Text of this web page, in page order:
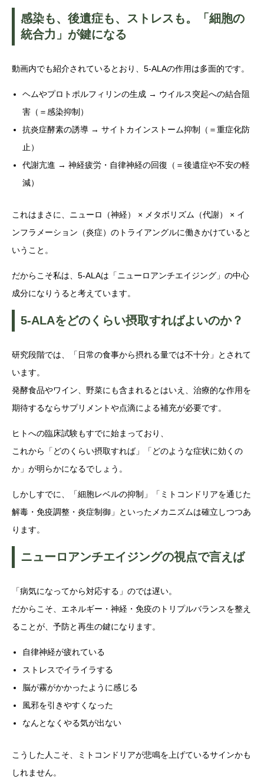
感染も、後遺症も、ストレスも。「細胞の
統合力」が鍵になる
動画内でも紹介されているとおり、5-ALAの作用は多面的です。
ヘムやプロトポルフィリンの生成 → ウイルス突起への結合阻
害（＝感染抑制）
抗炎症酵素の誘導 → サイトカインストーム抑制（＝重症化防
止）
代謝亢進 → 神経疲労・自律神経の回復（＝後遺症や不安の軽
減）
これはまさに、ニューロ（神経） × メタボリズム（代謝） × イ
ンフラメーション（炎症）のトライアングルに働きかけていると
いうこと。
だからこそ私は、5-ALAは「ニューロアンチエイジング」の中心
成分になりうると考えています。
5-ALAをどのくらい摂取すればよいのか？
研究段階では、「日常の食事から摂れる量では不十分」とされて
います。
発酵食品やワイン、野菜にも含まれるとはいえ、治療的な作用を
期待するならサプリメントや点滴による補充が必要です。
ヒトへの臨床試験もすでに始まっており、
これから「どのくらい摂取すれば」「どのような症状に効くの
か」が明らかになるでしょう。
しかしすでに、「細胞レベルの抑制」「ミトコンドリアを通じた
解毒・免疫調整・炎症制御」といったメカニズムは確立しつつあ
ります。
ニューロアンチエイジングの視点で言えば
「病気になってから対応する」のでは遅い。
だからこそ、エネルギー・神経・免疫のトリプルバランスを整え
ることが、予防と再生の鍵になります。
自律神経が疲れている
ストレスでイライラする
脳が霧がかかったように感じる
風邪を引きやすくなった
なんとなくやる気が出ない
こうした人こそ、ミトコンドリアが悲鳴を上げているサインかも
しれません。